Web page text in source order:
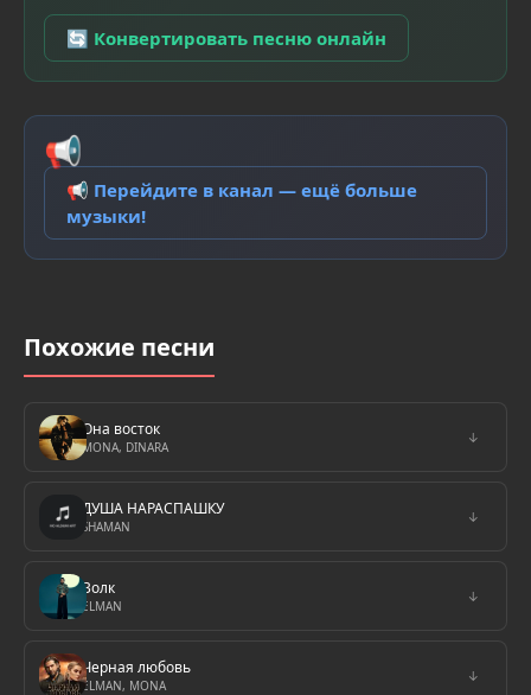
🔄 Конвертировать песню онлайн
📢
📢 Перейдите в канал — ещё больше
музыки!
Похожие песни
Она восток
MONA, DINARA
↓
ДУША НАРАСПАШКУ
SHAMAN
↓
Волк
ELMAN
↓
Черная любовь
ELMAN, MONA
↓